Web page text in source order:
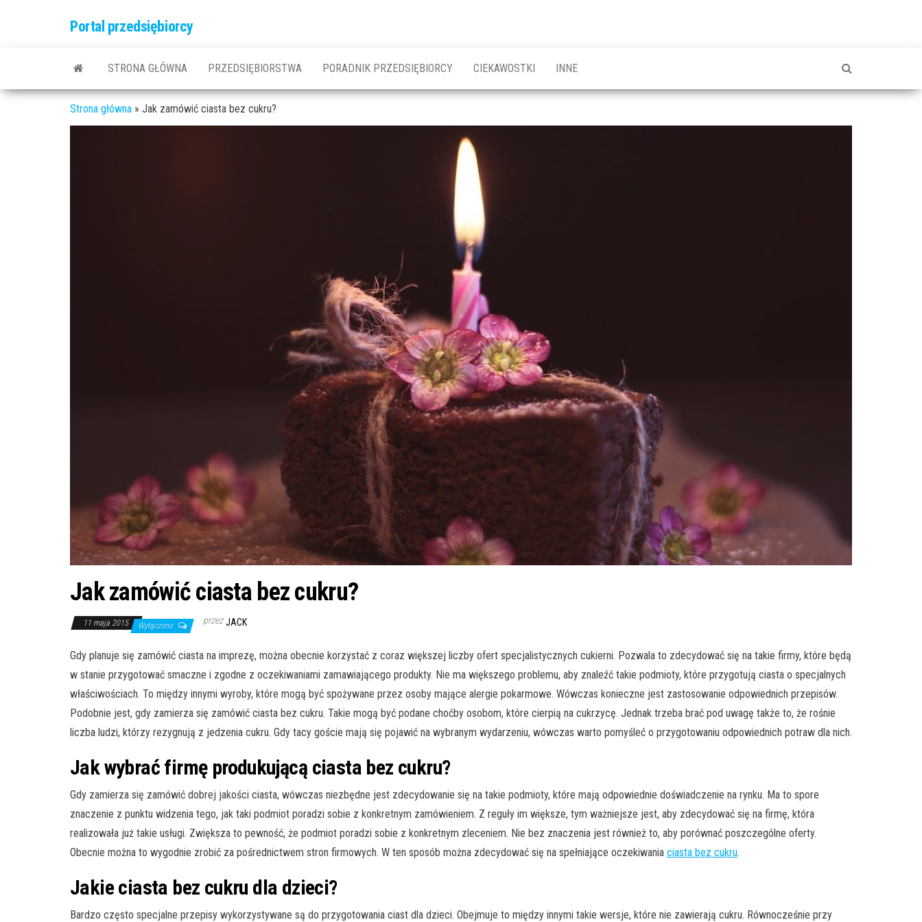
Portal przedsiębiorcy
STRONA GŁÓWNA PRZEDSIĘBIORSTWA PORADNIK PRZEDSIĘBIORCY CIEKAWOSTKI INNE
Strona główna » Jak zamówić ciasta bez cukru?
Jak zamówić ciasta bez cukru?
11 maja 2015 Wyłączono przez JACK
Gdy planuje się zamówić ciasta na imprezę, można obecnie korzystać z coraz większej liczby ofert specjalistycznych cukierni. Pozwala to zdecydować się na takie firmy, które będą
w stanie przygotować smaczne i zgodne z oczekiwaniami zamawiającego produkty. Nie ma większego problemu, aby znaleźć takie podmioty, które przygotują ciasta o specjalnych
właściwościach. To między innymi wyroby, które mogą być spożywane przez osoby mające alergie pokarmowe. Wówczas konieczne jest zastosowanie odpowiednich przepisów.
Podobnie jest, gdy zamierza się zamówić ciasta bez cukru. Takie mogą być podane choćby osobom, które cierpią na cukrzycę. Jednak trzeba brać pod uwagę także to, że rośnie
liczba ludzi, którzy rezygnują z jedzenia cukru. Gdy tacy goście mają się pojawić na wybranym wydarzeniu, wówczas warto pomyśleć o przygotowaniu odpowiednich potraw dla nich.
Jak wybrać firmę produkującą ciasta bez cukru?
Gdy zamierza się zamówić dobrej jakości ciasta, wówczas niezbędne jest zdecydowanie się na takie podmioty, które mają odpowiednie doświadczenie na rynku. Ma to spore
znaczenie z punktu widzenia tego, jak taki podmiot poradzi sobie z konkretnym zamówieniem. Z reguły im większe, tym ważniejsze jest, aby zdecydować się na firmę, która
realizowała już takie usługi. Zwiększa to pewność, że podmiot poradzi sobie z konkretnym zleceniem. Nie bez znaczenia jest również to, aby porównać poszczególne oferty.
Obecnie można to wygodnie zrobić za pośrednictwem stron firmowych. W ten sposób można zdecydować się na spełniające oczekiwania ciasta bez cukru.
Jakie ciasta bez cukru dla dzieci?
Bardzo często specjalne przepisy wykorzystywane są do przygotowania ciast dla dzieci. Obejmuje to między innymi takie wersje, które nie zawierają cukru. Równocześnie przy